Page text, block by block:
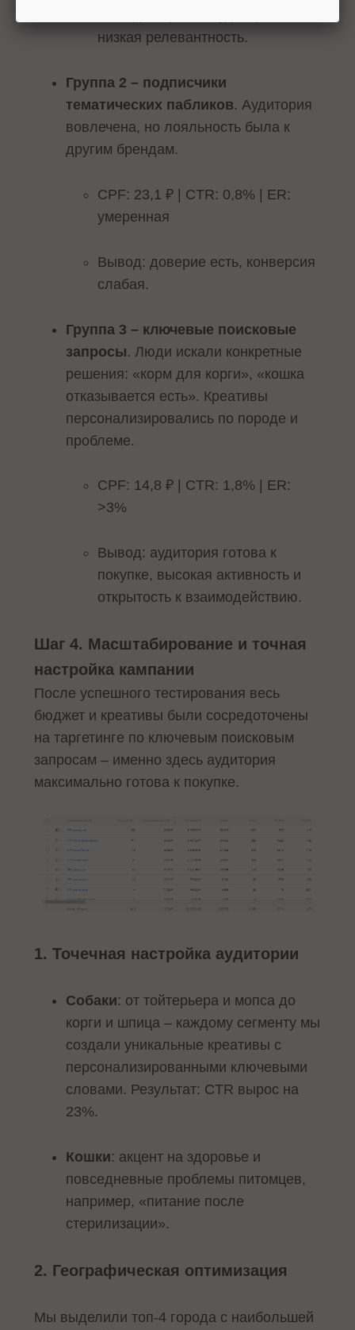
низкая релевантность.
Группа 2 – подписчики
тематических пабликов. Аудитория
вовлечена, но лояльность была к
другим брендам.
CPF: 23,1 ₽ | CTR: 0,8% | ER:
умеренная
Вывод: доверие есть, конверсия
слабая.
Группа 3 – ключевые поисковые
запросы. Люди искали конкретные
решения: «корм для корги», «кошка
отказывается есть». Креативы
персонализировались по породе и
проблеме.
CPF: 14,8 ₽ | CTR: 1,8% | ER:
>3%
Вывод: аудитория готова к
покупке, высокая активность и
открытость к взаимодействию.
Шаг 4. Масштабирование и точная
настройка кампании
После успешного тестирования весь
бюджет и креативы были сосредоточены
на таргетинге по ключевым поисковым
запросам – именно здесь аудитория
максимально готова к покупке.
1. Точечная настройка аудитории
Собаки: от тойтерьера и мопса до
корги и шпица – каждому сегменту мы
создали уникальные креативы с
персонализированными ключевыми
словами. Результат: CTR вырос на
23%.
Кошки: акцент на здоровье и
повседневные проблемы питомцев,
например, «питание после
стерилизации».
2. Географическая оптимизация
Мы выделили топ-4 города с наибольшей